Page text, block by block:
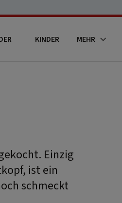
KINDER MEHR
Einzig
ist ein
schmeckt